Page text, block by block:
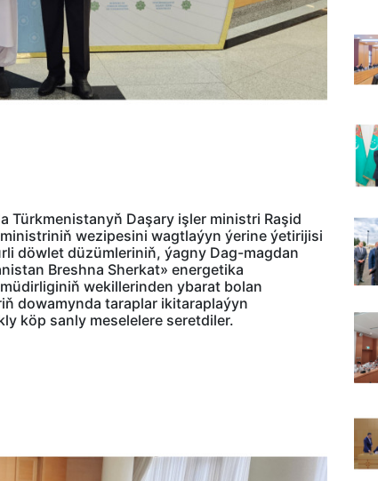
Daşary işler ministri Raşid
wezipesini wagtlaýyn ýerine ýetirijisi
döwlet düzümleriniň, ýagny Dag-magdan
Breshna Sherkat» energetika
wekillerinden ybarat bolan
dowamynda taraplar ikitaraplaýyn
köp sanly meselelere seretdiler.